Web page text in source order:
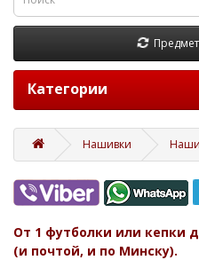
Категории
Нашивки
От 1 футболки или кепки
(и почтой, и по Минску).